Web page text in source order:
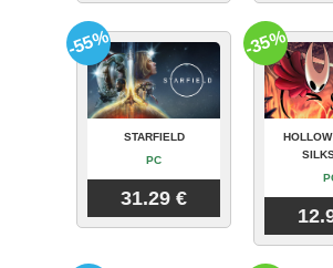
STARFIELD
PC
31.29 €
-55% -35%